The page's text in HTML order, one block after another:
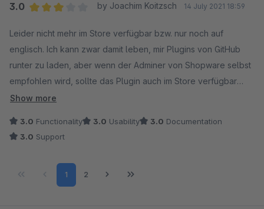
3.0
by Joachim Koitzsch 14 July 2021 18:59
Leider nicht mehr im Store verfügbar bzw. nur noch auf
englisch. Ich kann zwar damit leben, mir Plugins von GitHub
runter zu laden, aber wenn der Adminer von Shopware selbst
empfohlen wird, sollte das Plugin auch im Store verfügbar
sein. Und zwar nicht nur auf der englischen Seite!
Show more
3.0 Functionality 3.0 Usability 3.0 Documentation
3.0 Support
Page
1 Page
2